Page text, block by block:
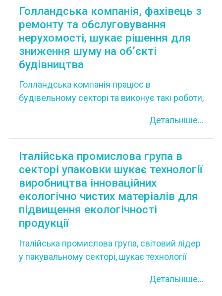
воді за температури від 1&deg;C до
40&deg;C. Французька компанія шукає
партнера, здатного поставити такі
мутноміри, які дозволяють у режимі онлайн
вимірювати каламутність води у
гідравлічному контурі сімейного
плавального басейну. Компанія розраховує
на довгострокову співпрацю з виробниками
Голландська компанія, фахівець з
ремонту та обслуговування
нерухомості, шукає рішення для
зниження шуму на об’єкті
будівництва
Голландська компанія працює в
будівельному секторі та виконує такі роботи,
забудованому середовищі. Однією з
основних проблем, що виникають у
житлових приміщеннях і територіях, є
ударний шум. Голландська компанія шукає
технології та досвід для зменшення
ударного шуму, щоб прискорити процес
впровадження. Голландська компанія
прагне укласти угоду про технічне
співробітництво з фахівцем із шуму, що
працює в будівельному секторі.
Детальніше...
Iталійська промислова група в
секторі упаковки шукає технології
виробництва інноваційних
екологічно чистих матеріалів для
підвищення екологічності
продукції
Італійська промислова група, світовий лідер
у пакувальному секторі, шукає технології
застосування у галузі упаковки з метою
Детальніше...